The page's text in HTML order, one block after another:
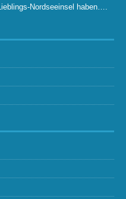
Nordseeinsel haben….